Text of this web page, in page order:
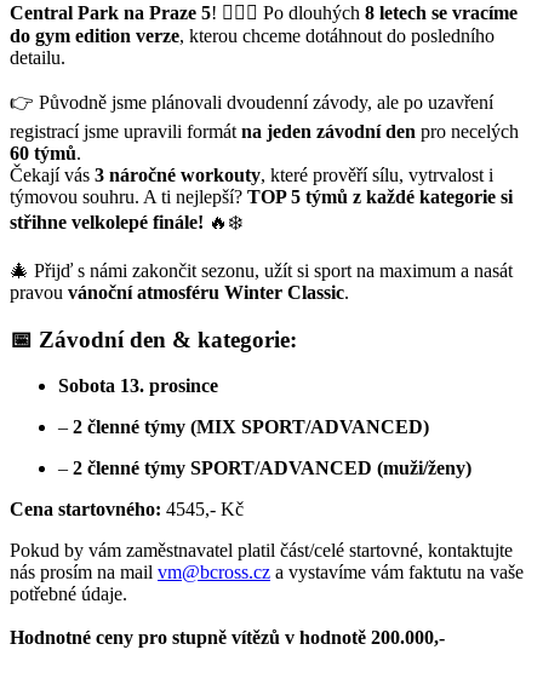
Central Park na Praze 5! 🏋️‍♂️✨ Po dlouhých 8 letech se vracíme
do gym edition verze, kterou chceme dotáhnout do posledního
detailu.
👉 Původně jsme plánovali dvoudenní závody, ale po uzavření
registrací jsme upravili formát na jeden závodní den pro necelých
60 týmů.
Čekají vás 3 náročné workouty, které prověří sílu, vytrvalost i
týmovou souhru. A ti nejlepší? TOP 5 týmů z každé kategorie si
střihne velkolepé finále! 🔥❄️
🎄 Přijď s námi zakončit sezonu, užít si sport na maximum a nasát
pravou vánoční atmosféru Winter Classic.
📅 Závodní den & kategorie:
Sobota 13. prosince
– 2 členné týmy (MIX SPORT/ADVANCED)
– 2 členné týmy SPORT/ADVANCED (muži/ženy)
Cena startovného: 4545,- Kč
Pokud by vám zaměstnavatel platil část/celé startovné, kontaktujte
nás prosím na mail vm@bcross.cz a vystavíme vám faktutu na vaše
potřebné údaje.
Hodnotné ceny pro stupně vítězů v hodnotě 200.000,-